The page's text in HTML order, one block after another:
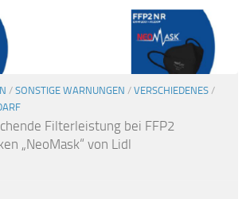
/ SONSTIGE WARNUNGEN / VERSCHIEDENES /
Filterleistung bei FFP2
„NeoMask“ von Lidl